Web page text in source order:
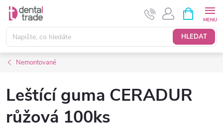
Přejít
obsah
HLEDAT
NÁKUPNÍ
KOŠÍK
Nemontované
Leštící guma CERADUR
růžová 100ks